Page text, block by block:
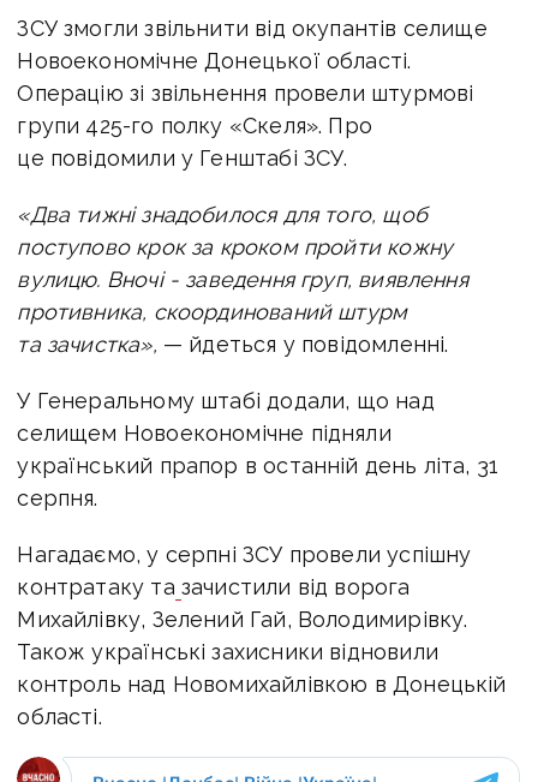
ЗСУ змогли звільнити від окупантів селище
Новоекономічне Донецької області.
Операцію зі звільнення провели штурмові
групи 425-го полку «Скеля». Про
це повідомили у Генштабі ЗСУ.
«Два тижні знадобилося для того, щоб
поступово крок за кроком пройти кожну
вулицю. Вночі - заведення груп, виявлення
противника, скоординований штурм
та зачистка», — йдеться у повідомленні.
У Генеральному штабі додали, що над
селищем Новоекономічне підняли
український прапор в останній день літа, 31
серпня.
Нагадаємо, у серпні ЗСУ провели успішну
контратаку та зачистили від ворога
Михайлівку, Зелений Гай, Володимирівку.
Також українські захисники відновили
контроль над Новомихайлівкою в Донецькій
області.